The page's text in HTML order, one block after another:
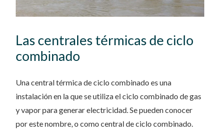
Las centrales térmicas de ciclo
combinado
Una central térmica de ciclo combinado es una
instalación en la que se utiliza el ciclo combinado de gas
y vapor para generar electricidad. Se pueden conocer
por este nombre, o como central de ciclo combinado.